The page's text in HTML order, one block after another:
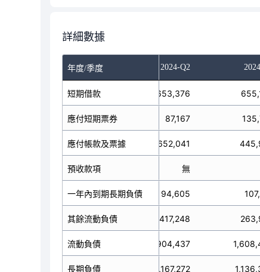
詳細數據
年度/季度
2024-Q1 2024-Q2
短期借款
應付短期票券
應付帳款及票據
預收款項
一年內到期長期負債
其餘流動負債
流動負債
長期負債
698,339 653,376
68,623 87,167
782,166 652,041
無 無
309,012 94,605
372,360 417,248
2,230,500 1,904,437
549,607 1,167,272